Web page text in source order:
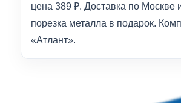
цена 389 ₽. Доставка по Москве
порезка металла в подарок.
«Атлант».